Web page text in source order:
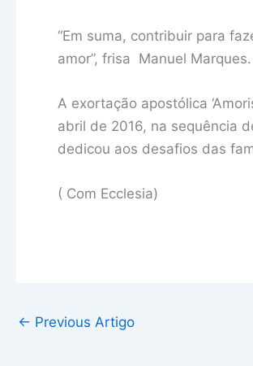
“Em suma, contribuir para
amor”, frisa Manuel Marques.
A exortação apostólica
abril de 2016, na sequência
dedicou aos desafios das
( Com Ecclesia)
← Previous Artigo